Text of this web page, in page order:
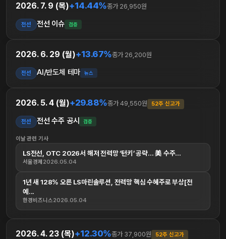
2026. 7. 9 (목)+14.44%종가 26,950원
전선 전선 이슈 검증
2026. 6. 29 (월)+13.67%종가 26,200원
전선 AI/반도체 테마 뉴스
2026. 5. 4 (월)+29.88%종가 49,550원 52주 신고가
전선 전선 수주 공시 검증
이날 관련 기사
LS전선, OTC 2026서 해저 전력망 ‘턴키’ 공략... 美 수주...
서울경제 2026.05.04
1년 새 128% 오른 LS마린솔루션, 전력망 핵심 수혜주로 부상[전
예...
한경비즈니스2026.05.04
2026. 4. 23 (목)+12.30%종가 37,900원 52주 신고가